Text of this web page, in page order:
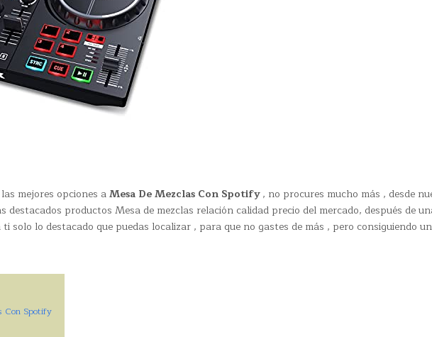
mejores opciones aMesa De Mezclas Con Spotify, no procures mucho más , desde
destacados productos Mesa de mezclas relación calidad precio del mercado, después de
solo lo destacado que puedas localizar , para que no gastes de más , pero consiguiendo un
Con Spotify